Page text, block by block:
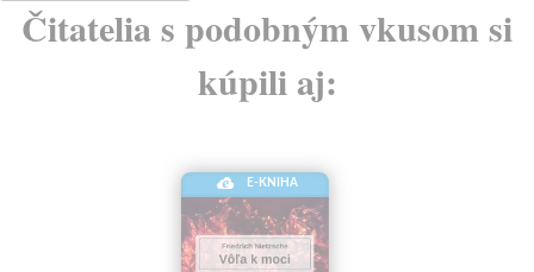
Čitatelia s podobným vkusom si
kúpili aj:
E-KNIHA